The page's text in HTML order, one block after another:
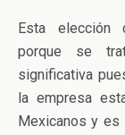
Esta elección
porque se
significativa
la empresa
Mexicanos y es